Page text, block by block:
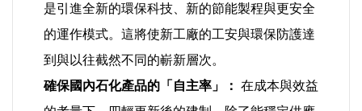
國安/國防/外交
自然/地理/景觀/地球
是引進全新的環保科技、新的節能製程與更安全
的運作模式。這將使新工廠的工安與環保防護達
到與以往截然不同的嶄新層次。
確保國內石化產品的「自主率」： 在成本與效益